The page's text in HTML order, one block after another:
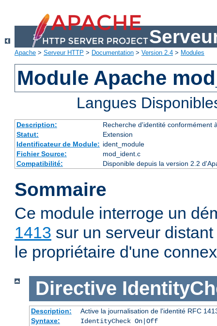
Apache > Serveur HTTP > Documentation > Version 2.4 > Modules
Module Apache
Langues
Description:
Recherche d'identité conformément
Statut:
Extension
Identificateur de Module: ident_module
Fichier Source:
mod_ident.c
Compatibilité:
Disponible depuis la version 2.2
Sommaire
Ce module interroge un
1413 sur un serveur
le propriétaire d'une
Directive
Description:
Active la journalisation de l'identité RFC
Syntaxe:
IdentityCheck On|Off